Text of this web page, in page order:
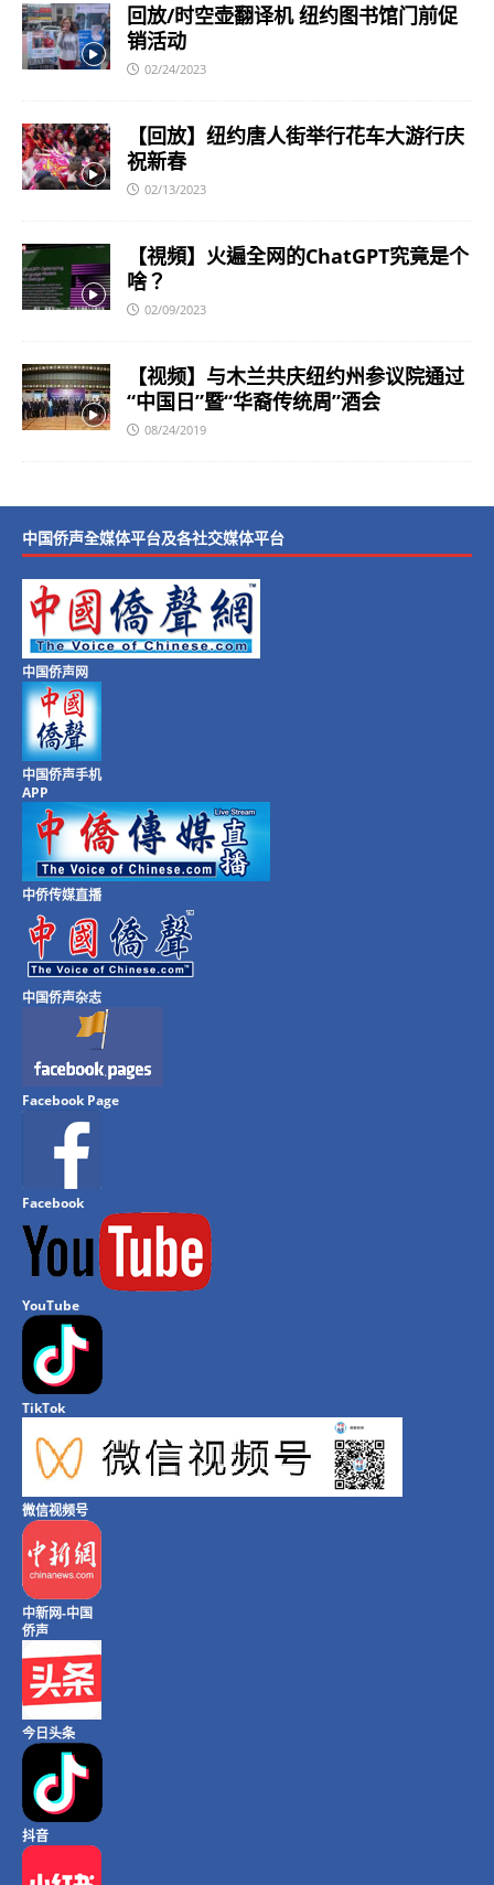
回放/时空壶翻译机 纽约图书馆门前促
销活动
02/24/2023
【回放】纽约唐人街举行花车大游行庆
祝新春
02/13/2023
【視頻】火遍全网的ChatGPT究竟是个
啥？
02/09/2023
【视频】与木兰共庆纽约州参议院通过
“中国日”暨“华裔传统周”酒会
08/24/2019
中国侨声全媒体平台及各社交媒体平台
中国侨声网
中国侨声手机
APP
中侨传媒直播
中国侨声杂志
Facebook Page
Facebook
YouTube
TikTok
微信视频号
中新网-中国
侨声
今日头条
抖音